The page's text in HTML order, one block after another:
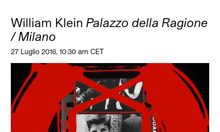
William Klein Palazzo della Ragione
/ Milano
27 Luglio 2016, 10:30 am CET